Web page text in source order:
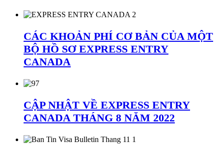
CÁC KHOẢN PHÍ CƠ BẢN CỦA MỘT
BỘ HỒ SƠ EXPRESS ENTRY
CANADA
CẬP NHẬT VỀ EXPRESS ENTRY
CANADA THÁNG 8 NĂM 2022